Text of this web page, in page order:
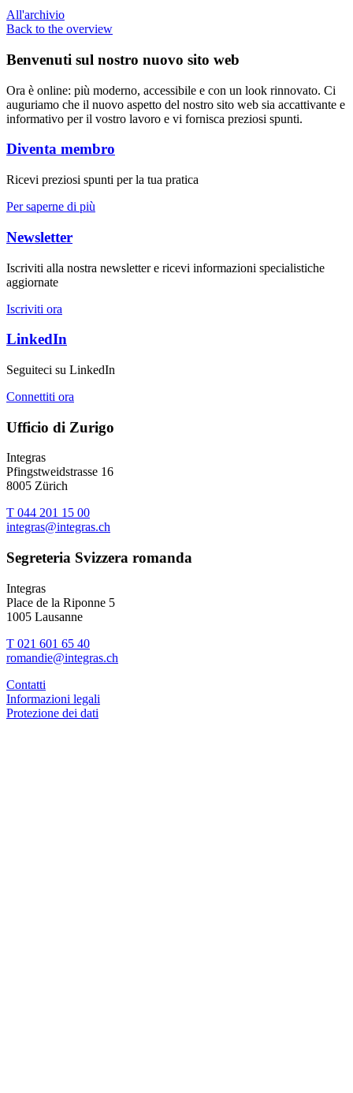
All'archivio
Back to the overview
Benvenuti sul nostro nuovo sito web
Ora è online: più moderno, accessibile e con un look rinnovato. Ci
auguriamo che il nuovo aspetto del nostro sito web sia accattivante e
informativo per il vostro lavoro e vi fornisca preziosi spunti.
Diventa membro
Ricevi preziosi spunti per la tua pratica
Per saperne di più
Newsletter
Iscriviti alla nostra newsletter e ricevi informazioni specialistiche
aggiornate
Iscriviti ora
LinkedIn
Seguiteci su LinkedIn
Connettiti ora
Ufficio di Zurigo
Integras
Pfingstweidstrasse 16
8005 Zürich
T 044 201 15 00
integras@integras.ch
Segreteria Svizzera romanda
Integras
Place de la Riponne 5
1005 Lausanne
T 021 601 65 40
romandie@integras.ch
Contatti
Informazioni legali
Protezione dei dati